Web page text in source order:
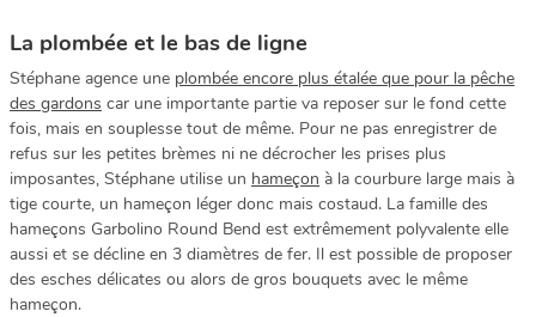
La plombée et le bas de ligne
Stéphane agence une plombée encore plus étalée que pour la pêche
des gardons car une importante partie va reposer sur le fond cette
fois, mais en souplesse tout de même. Pour ne pas enregistrer de
refus sur les petites brèmes ni ne décrocher les prises plus
imposantes, Stéphane utilise un hameçon à la courbure large mais à
tige courte, un hameçon léger donc mais costaud. La famille des
hameçons Garbolino Round Bend est extrêmement polyvalente elle
aussi et se décline en 3 diamètres de fer. Il est possible de proposer
des esches délicates ou alors de gros bouquets avec le même
hameçon.